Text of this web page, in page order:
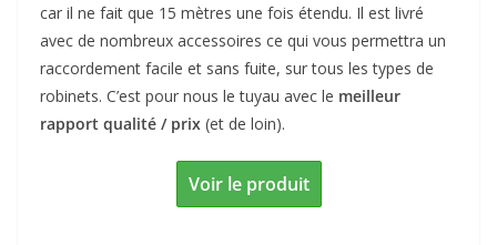
car il ne fait que 15 mètres une fois étendu. Il est livré
avec de nombreux accessoires ce qui vous permettra un
raccordement facile et sans fuite, sur tous les types de
robinets. C’est pour nous le tuyau avec le meilleur
rapport qualité / prix (et de loin).
Voir le produit